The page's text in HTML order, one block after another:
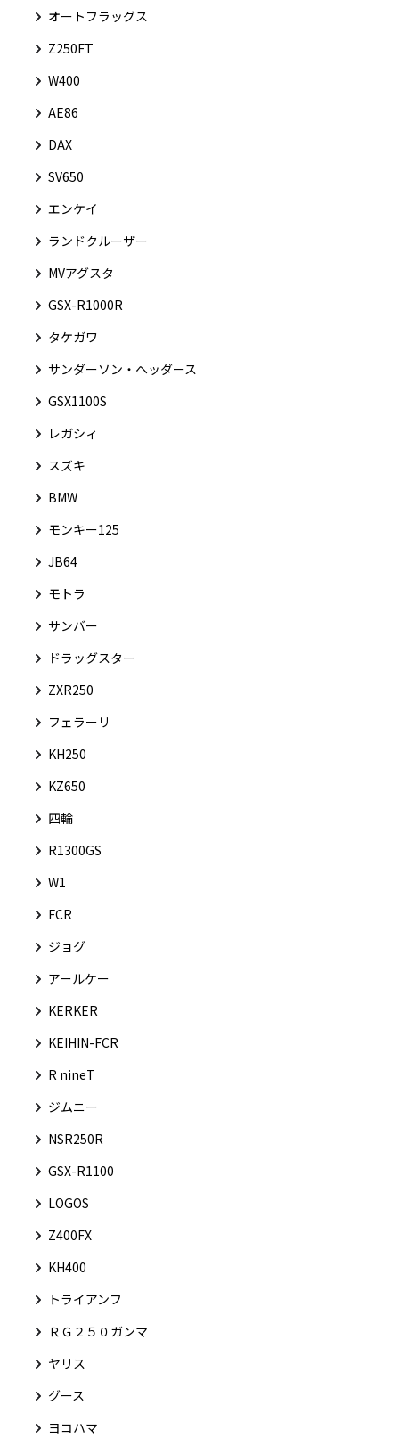
オートフラッグス
Z250FT
W400
AE86
DAX
SV650
エンケイ
ランドクルーザー
MVアグスタ
GSX-R1000R
タケガワ
サンダーソン・ヘッダース
GSX1100S
レガシィ
スズキ
BMW
モンキー125
JB64
モトラ
サンバー
ドラッグスター
ZXR250
フェラーリ
KH250
KZ650
四輪
R1300GS
W1
FCR
ジョグ
アールケー
KERKER
KEIHIN-FCR
R nineT
ジムニー
NSR250R
GSX-R1100
LOGOS
Z400FX
KH400
トライアンフ
ＲＧ２５０ガンマ
ヤリス
グース
ヨコハマ